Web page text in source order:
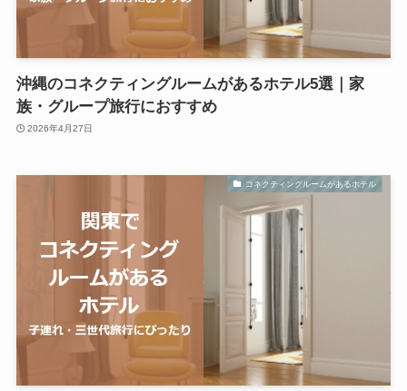
沖縄のコネクティングルームがあるホテル5選｜家
族・グループ旅行におすすめ
2026年4月27日
コネクティングルームがあるホテル